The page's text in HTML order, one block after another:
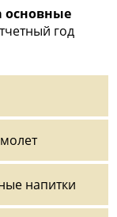
основные
год
напитки